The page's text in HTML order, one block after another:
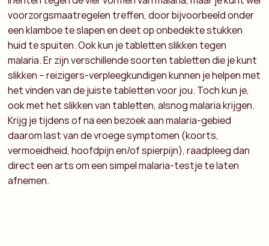
voorzorgsmaatregelen treffen, door bijvoorbeeld onder
een klamboe te slapen en deet op onbedekte stukken
huid te spuiten. Ook kun je tabletten slikken tegen
malaria. Er zijn verschillende soorten tabletten die je kunt
slikken – reizigers-verpleegkundigen kunnen je helpen met
het vinden van de juiste tabletten voor jou. Toch kun je,
ook met het slikken van tabletten, alsnog malaria krijgen.
Krijg je tijdens of na een bezoek aan malaria-gebied
daarom last van de vroege symptomen (koorts,
vermoeidheid, hoofdpijn en/of spierpijn), raadpleeg dan
direct een arts om een simpel malaria-testje te laten
afnemen.